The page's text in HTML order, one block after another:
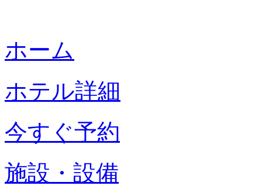
ホーム
ホテル詳細
今すぐ予約
施設・設備